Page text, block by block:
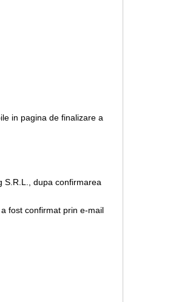
in pagina de finalizare a
S.R.L., dupa confirmarea
fost confirmat prin e-mail